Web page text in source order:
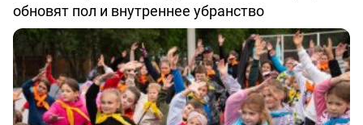
обновят пол и внутреннее убранство